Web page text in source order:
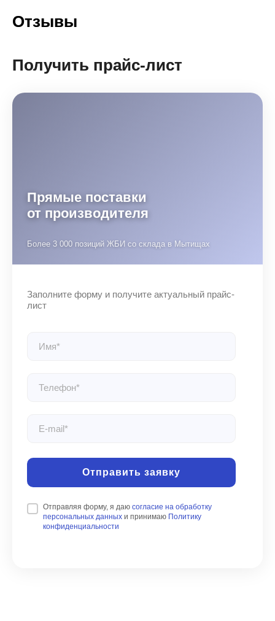
Отзывы
Получить прайс-лист
Отправить заявку
Отправляя форму, я даю согласие на обработку
персональных данных и принимаю Политику
конфиденциальности